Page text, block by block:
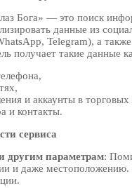
Бога» — это поиск
данные из
Telegram), а
получает такие данные
и аккаунты в торговых
и контакты.
сервиса
параметрам:
и даже местоположению.